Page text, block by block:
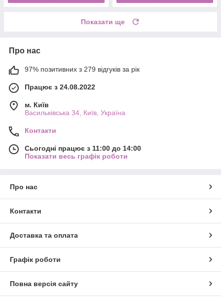
Показати ще
Про нас
97% позитивних з 279 відгуків за рік
Працює з 24.08.2022
м. Київ
Васильківська 34, Київ, Україна
Контакти
Сьогодні працює з 11:00 до 14:00
Показати весь графік роботи
Про нас
Контакти
Доставка та оплата
Графік роботи
Повна версія сайту